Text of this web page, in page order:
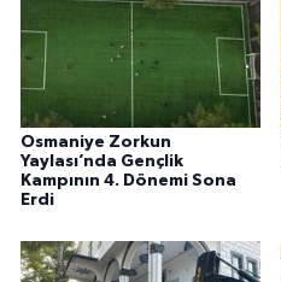
Osmaniye Zorkun
Yaylası’nda Gençlik
Kampının 4. Dönemi Sona
Erdi